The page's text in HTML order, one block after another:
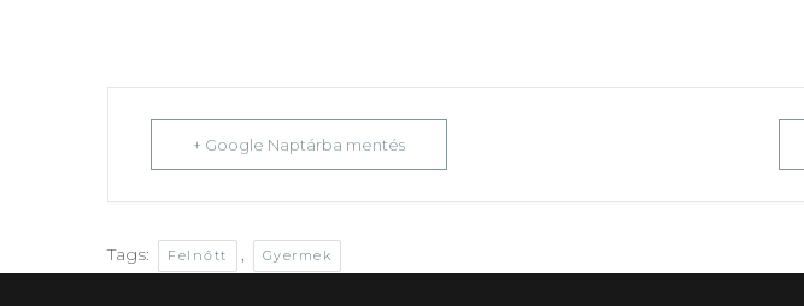
+ Google Naptárba mentés
Tags: Felnőtt , Gyermek